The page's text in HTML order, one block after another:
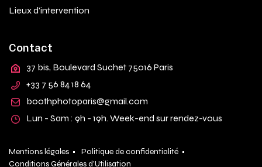
Lieux d'intervention
Contact
37 bis, Boulevard Suchet 75016 Paris
+33 7 56 84 18 64
boothphotoparis@gmail.com
Lun - Sam : 9h - 19h. Week-end sur rendez-vous
Mentions légales •
Politique de confidentialité •
Conditions Générales d'Utilisation